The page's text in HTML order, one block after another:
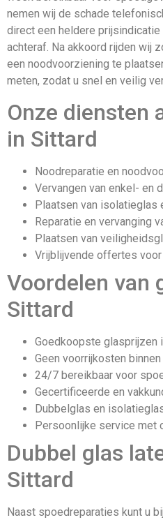
nemen wij de schade
direct een heldere
achteraf. Na akkoord rijden wij
een noodvoorziening te
meten, zodat u snel en veilig
Onze diensten
in Sittard
Noodreparatie en
Vervangen van enkel- en
Plaatsen van isolatieglas
Reparatie en vervanging
Plaatsen van
Vrijblijvende offertes
Voordelen van
Sittard
Goedkoopste glasprijzen
Geen voorrijkosten
24/7 bereikbaar voor
Gecertificeerde en
Dubbelglas en
Persoonlijke service met
Dubbel glas
Sittard
Naast spoedrepa­raties kunt u